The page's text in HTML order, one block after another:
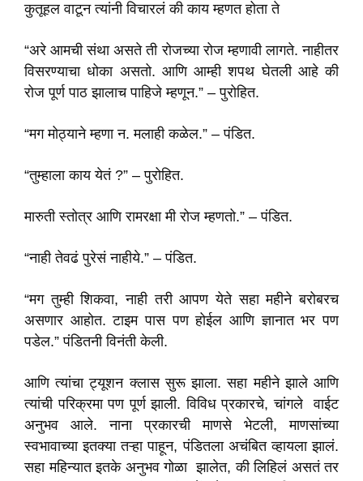
कुतूहल वाटून त्यांनी विचारलं की काय म्हणत होता ते
“अरे आमची संथा असते ती रोजच्या रोज म्हणावी लागते. नाहीतर
विसरण्याचा धोका असतो. आणि आम्ही शपथ घेतली आहे की
रोज पूर्ण पाठ झालाच पाहिजे म्हणून.” – पुरोहित.
“मग मोठ्याने म्हणा न. मलाही कळेल.” – पंडित.
“तुम्हाला काय येतं ?” – पुरोहित.
मारुती स्तोत्र आणि रामरक्षा मी रोज म्हणतो.” – पंडित.
“नाही तेवढं पुरेसं नाहीये.” – पंडित.
“मग तुम्ही शिकवा, नाही तरी आपण येते सहा महीने बरोबरच
असणार आहोत. टाइम पास पण होईल आणि ज्ञानात भर पण
पडेल.” पंडितनी विनंती केली.
आणि त्यांचा ट्यूशन क्लास सुरू झाला. सहा महीने झाले आणि
त्यांची परिक्रमा पण पूर्ण झाली. विविध प्रकारचे, चांगले वाईट
अनुभव आले. नाना प्रकारची माणसे भेटली, माणसांच्या
स्वभावाच्या इतक्या तऱ्हा पाहून, पंडितला अचंबित व्हायला झालं.
सहा महिन्यात इतके अनुभव गोळा झालेत, की लिहिलं असतं तर